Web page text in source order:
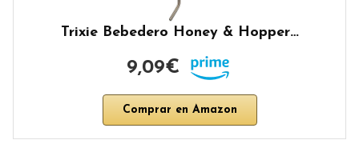
Trixie Bebedero Honey & Hopper…
9,09€
Comprar en Amazon